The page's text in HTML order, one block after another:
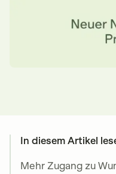
In diesem Artikel
Mehr Zugang zu